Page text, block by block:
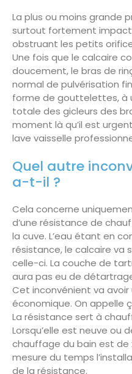
La plus ou moins grande
surtout fortement
obstruant les petits
Une fois que le calcaire
doucement, le bras de
normal de pulvérisation
forme de gouttelettes, à
totale des gicleurs des
moment là qu’il est
lave vaisselle
Quel autre
a-t-il ?
Cela concerne
d’une résistance de
la cuve. L’eau étant en
résistance, le calcaire va
celle-ci. La couche de
aura pas eu de
Cet inconvénient va
économique. On appelle
La résistance sert à
Lorsqu’elle est neuve ou
chauffage du bain est de
mesure du temps
de la résistance.